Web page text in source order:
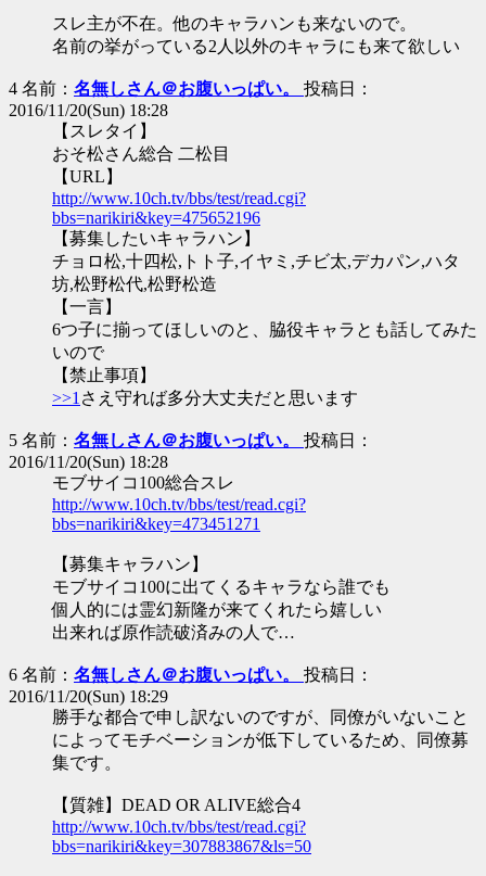
スレ主が不在。他のキャラハンも来ないので。
名前の挙がっている2人以外のキャラにも来て欲しい
4 名前： 名無しさん＠お腹いっぱい。 投稿日：
2016/11/20(Sun) 18:28
【スレタイ】
おそ松さん総合 二松目
【URL】
http://www.10ch.tv/bbs/test/read.cgi?
bbs=narikiri&key=475652196
【募集したいキャラハン】
チョロ松,十四松,トト子,イヤミ,チビ太,デカパン,ハタ
坊,松野松代,松野松造
【一言】
6つ子に揃ってほしいのと、脇役キャラとも話してみた
いので
【禁止事項】
>>1 さえ守れば多分大丈夫だと思います
5 名前： 名無しさん＠お腹いっぱい。 投稿日：
2016/11/20(Sun) 18:28
モブサイコ100総合スレ
http://www.10ch.tv/bbs/test/read.cgi?
bbs=narikiri&key=473451271
【募集キャラハン】
モブサイコ100に出てくるキャラなら誰でも
個人的には霊幻新隆が来てくれたら嬉しい
出来れば原作読破済みの人で…
6 名前： 名無しさん＠お腹いっぱい。 投稿日：
2016/11/20(Sun) 18:29
勝手な都合で申し訳ないのですが、同僚がいないこと
によってモチベーションが低下しているため、同僚募
集です。
【質雑】DEAD OR ALIVE総合4
http://www.10ch.tv/bbs/test/read.cgi?
bbs=narikiri&key=307883867&ls=50